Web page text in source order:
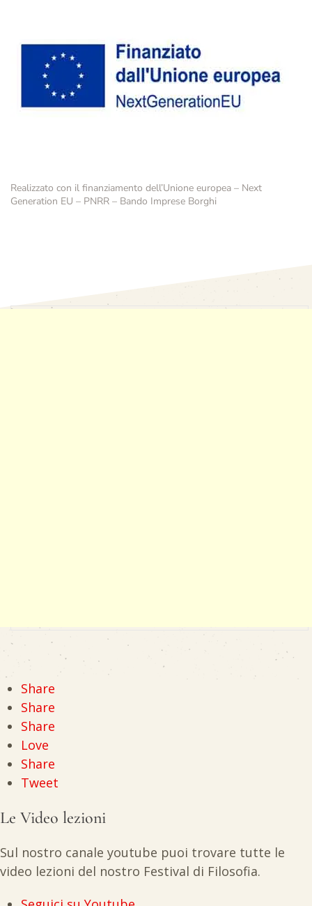
Realizzato con il finanziamento dell’Unione europea – Next
Generation EU – PNRR – Bando Imprese Borghi
Share
Share
Share
Love
Share
Tweet
Le Video lezioni
Sul nostro canale youtube puoi trovare tutte le
video lezioni del nostro Festival di Filosofia.